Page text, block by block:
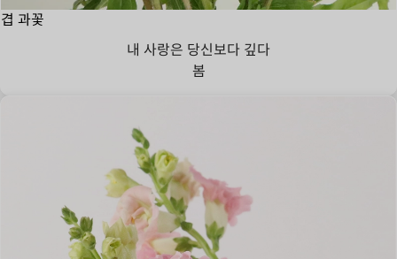
겹 과꽃
내 사랑은 당신보다 깊다
봄